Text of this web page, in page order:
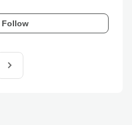
Follow
navigate_next